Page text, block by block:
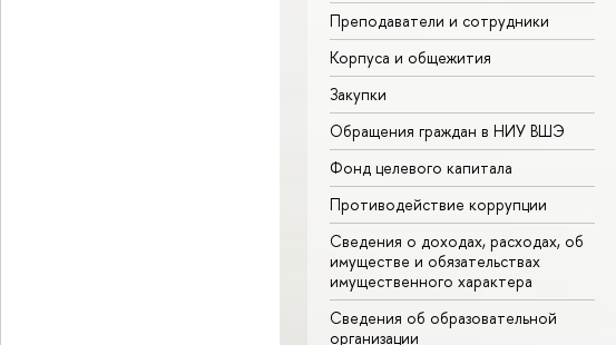
Преподаватели и сотрудники
Корпуса и общежития
Закупки
Обращения граждан в НИУ ВШЭ
Фонд целевого капитала
Противодействие коррупции
Сведения о доходах, расходах, об
имуществе и обязательствах
имущественного характера
Сведения об образовательной
организации